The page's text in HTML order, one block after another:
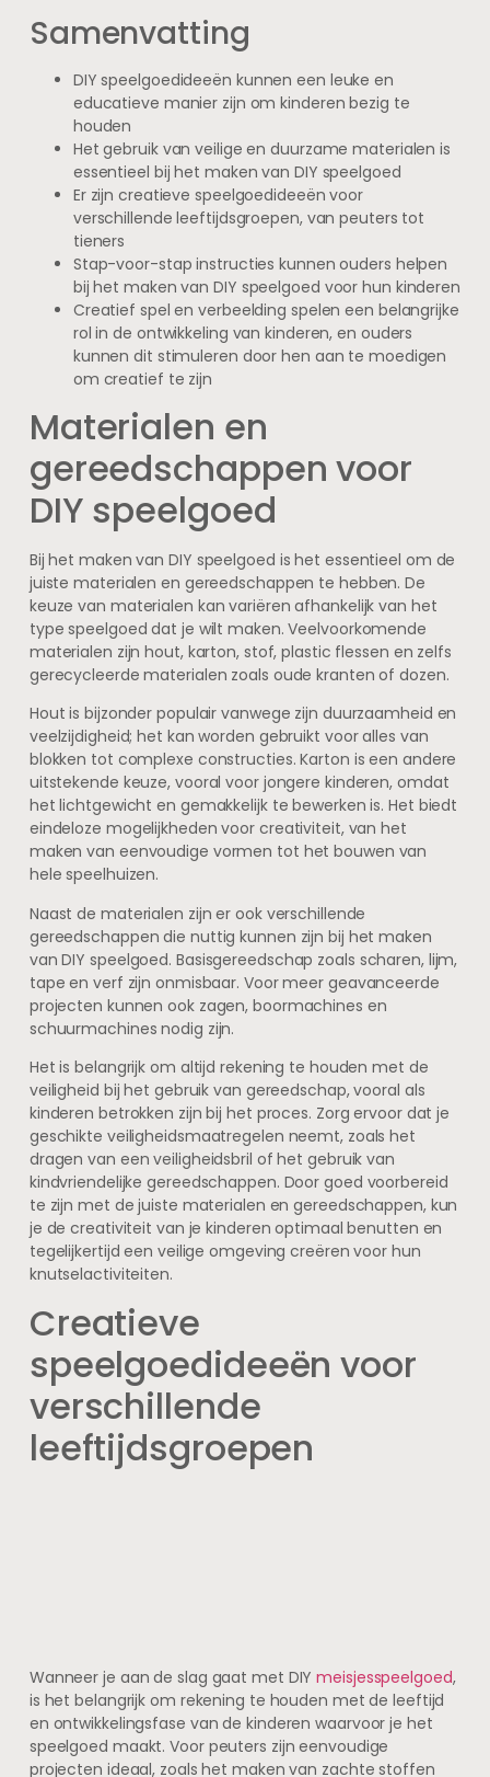
Samenvatting
DIY speelgoedideeën kunnen een leuke en
educatieve manier zijn om kinderen bezig te
houden
Het gebruik van veilige en duurzame materialen is
essentieel bij het maken van DIY speelgoed
Er zijn creatieve speelgoedideeën voor
verschillende leeftijdsgroepen, van peuters tot
tieners
Stap-voor-stap instructies kunnen ouders helpen
bij het maken van DIY speelgoed voor hun kinderen
Creatief spel en verbeelding spelen een belangrijke
rol in de ontwikkeling van kinderen, en ouders
kunnen dit stimuleren door hen aan te moedigen
om creatief te zijn
Materialen en
gereedschappen voor
DIY speelgoed
Bij het maken van DIY speelgoed is het essentieel om de
juiste materialen en gereedschappen te hebben. De
keuze van materialen kan variëren afhankelijk van het
type speelgoed dat je wilt maken. Veelvoorkomende
materialen zijn hout, karton, stof, plastic flessen en zelfs
gerecycleerde materialen zoals oude kranten of dozen.
Hout is bijzonder populair vanwege zijn duurzaamheid en
veelzijdigheid; het kan worden gebruikt voor alles van
blokken tot complexe constructies. Karton is een andere
uitstekende keuze, vooral voor jongere kinderen, omdat
het lichtgewicht en gemakkelijk te bewerken is. Het biedt
eindeloze mogelijkheden voor creativiteit, van het
maken van eenvoudige vormen tot het bouwen van
hele speelhuizen.
Naast de materialen zijn er ook verschillende
gereedschappen die nuttig kunnen zijn bij het maken
van DIY speelgoed. Basisgereedschap zoals scharen, lijm,
tape en verf zijn onmisbaar. Voor meer geavanceerde
projecten kunnen ook zagen, boormachines en
schuurmachines nodig zijn.
Het is belangrijk om altijd rekening te houden met de
veiligheid bij het gebruik van gereedschap, vooral als
kinderen betrokken zijn bij het proces. Zorg ervoor dat je
geschikte veiligheidsmaatregelen neemt, zoals het
dragen van een veiligheidsbril of het gebruik van
kindvriendelijke gereedschappen. Door goed voorbereid
te zijn met de juiste materialen en gereedschappen, kun
je de creativiteit van je kinderen optimaal benutten en
tegelijkertijd een veilige omgeving creëren voor hun
knutselactiviteiten.
Creatieve
speelgoedideeën voor
verschillende
leeftijdsgroepen
Wanneer je aan de slag gaat met DIYmeisjesspeelgoed,
is het belangrijk om rekening te houden met de leeftijd
en ontwikkelingsfase van de kinderen waarvoor je het
speelgoed maakt. Voor peuters zijn eenvoudige
projecten ideaal, zoals het maken van zachte stoffen